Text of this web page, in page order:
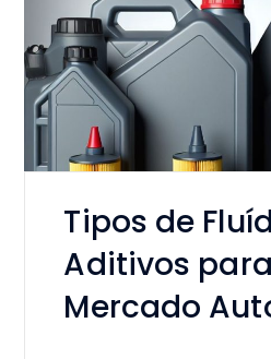
Tipos de
Aditivos
Mercado